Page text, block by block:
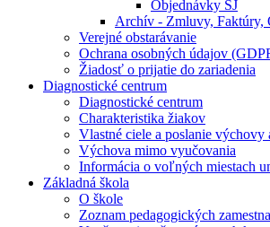
Objednávky ŠJ
Archív - Zmluvy, Faktúry,
Verejné obstarávanie
Ochrana osobných údajov
Žiadosť o prijatie do zariadenia
Diagnostické centrum
Diagnostické centrum
Charakteristika žiakov
Vlastné ciele a poslanie výchovy
Výchova mimo vyučovania
Informácia o voľných miestach
Základná škola
O škole
Zoznam pedagogických